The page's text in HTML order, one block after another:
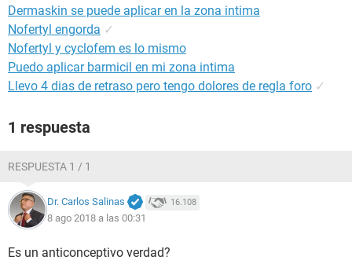
Dermaskin se puede aplicar en la zona intima
Nofertyl engorda ✓
Nofertyl y cyclofem es lo mismo
Puedo aplicar barmicil en mi zona intima
Llevo 4 dias de retraso pero tengo dolores de regla foro ✓
1 respuesta
RESPUESTA 1 / 1
Dr. Carlos Salinas 16.108
8 ago 2018 a las 00:31
Es un anticonceptivo verdad?